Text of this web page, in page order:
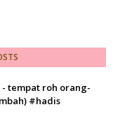
- tempat roh orang-
#hadis